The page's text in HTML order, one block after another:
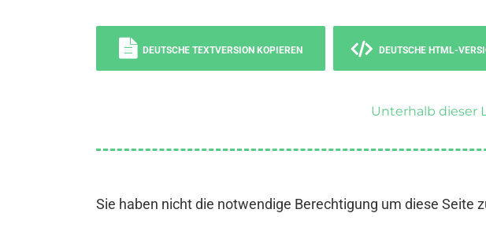
DEUTSCHE TEXTVERSION KOPIEREN DEUTSCHE HTML-
Unterhalb dieser
Sie haben nicht die notwendige Berechtigung um diese Seite